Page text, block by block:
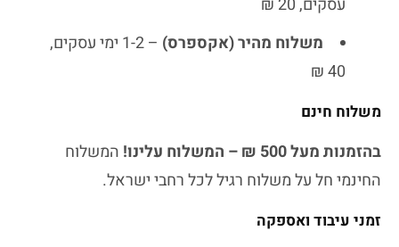
עסקים, 20 ₪
משלוח מהיר (אקספרס)
– 1-2 ימי עסקים,
40 ₪
משלוח חינם
בהזמנות מעל 500 ₪ – המשלוח עלינו!
המשלוח
החינמי חל על משלוח רגיל לכל רחבי ישראל.
זמני עיבוד ואספקה